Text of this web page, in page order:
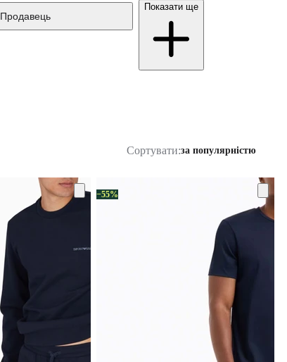
Продавець
Показати ще
Сортувати:за популярністю
−55%